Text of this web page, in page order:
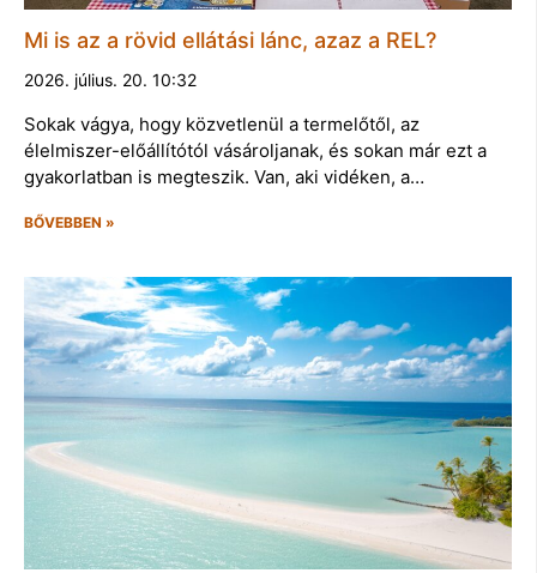
Mi is az a rövid ellátási lánc, azaz a REL?
2026. július. 20. 10:32
Sokak vágya, hogy közvetlenül a termelőtől, az
élelmiszer-előállítótól vásároljanak, és sokan már ezt a
gyakorlatban is megteszik. Van, aki vidéken, a…
BŐVEBBEN »